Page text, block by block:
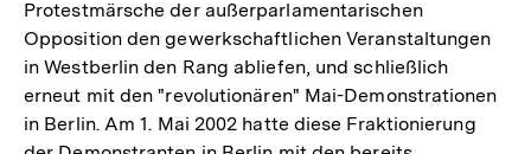
Protestmärsche der außerparlamentarischen
Opposition den gewerkschaftlichen Veranstaltungen
in Westberlin den Rang abliefen, und schließlich
erneut mit den "revolutionären" Mai-Demonstrationen
in Berlin. Am 1. Mai 2002 hatte diese Fraktionierung